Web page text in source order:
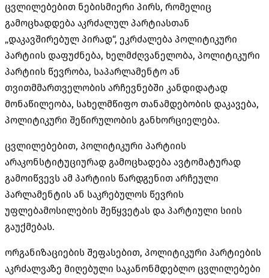
ცვლილებებით ნებისმიერი პირს, რომელიც
გამოცხადდება აკრძალულ პარტიასთან
„დაკავშირებულ პირად“, ეკრძალება პოლიტიკური
პარტიის დაფუძნება, ხელმძღვანელობა, პოლიტიკური
პარტიის წევრობა, საპარლამენტო ან
თვითმმართველობის არჩევნებში კანდიდატად
მონაწილეობა, სახელმწიფო თანამდებობის დაკავება,
პოლიტიკური შეწირულობის განხორციელება.
ცვლილებებით, პოლიტიკური პარტიის
არაკონსტიტუციურად გამოცხადება ავტომატურად
გამოიწვევს ამ პარტიის წარდგენით არჩეული
პარლამენტის ან საკრებულოს წევრის
უფლებამოსილების შეწყვეტას და პარტიული სიის
გაუქმებას.
ორგანიზაციების შეფასებით, პოლიტიკური პარტიების
აკრძალვაზე მიღებული საკანონმდებლო ცვლილებები